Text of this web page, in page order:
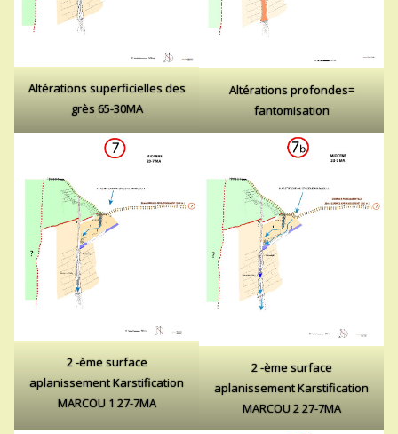
Altérations superficielles des
grès 65-30MA
Altérations profondes=
fantomisation
2 -ème surface
aplanissement Karstification
MARCOU 1 27-7MA
2 -ème surface
aplanissement Karstification
MARCOU 2 27-7MA